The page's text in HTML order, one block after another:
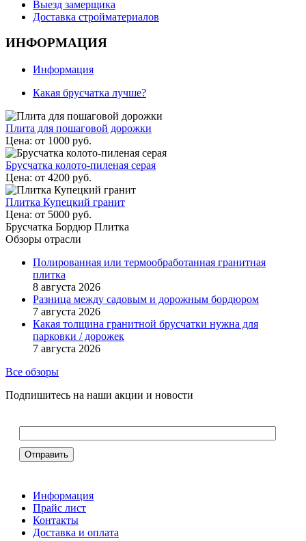
Выезд замерщика
Доставка стройматериалов
ИНФОРМАЦИЯ
Информация
Какая брусчатка лучше?
Плита для пошаговой дорожки
Цена: от 1000 руб.
Брусчатка колото-пиленая серая
Цена: от 4200 руб.
Плитка Купецкий гранит
Цена: от 5000 руб.
Брусчатка Бордюр Плитка
Обзоры отрасли
Полированная или термообработанная гранитная
плитка
8 августа 2026
Разница между садовым и дорожным бордюром
7 августа 2026
Какая толщина гранитной брусчатки нужна для
парковки / дорожек
7 августа 2026
Все обзоры
Подпишитесь на наши акции и новости
Информация
Прайс лист
Контакты
Доставка и оплата